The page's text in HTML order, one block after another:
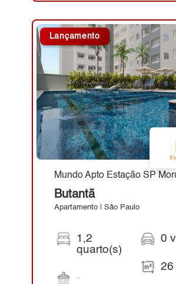
Lançamento
Mundo Apto Estação SP
Butantã
Apartamento | São Paulo
1,2
quarto(s)
-
0
26